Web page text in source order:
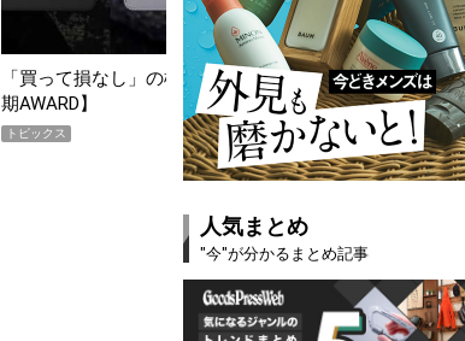
薄着になる季節の夏こそ“映える”タフな腕時計を。G-
SHOCK「GRAVITYMASTER」は本当に機能も見た…
PR
人気まとめ
"今"が分かるまとめ記事